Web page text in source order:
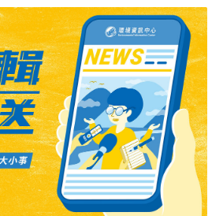
賽的豐富性並吸引多元客群，甚至
們從2023年開始就做了這件事情
沒有其他球隊有做。」樂天桃猿棒
睿肯定的表示。樂天桃猿棒球隊近
題日活動，將環保議題帶入球場。
研究團隊14日舉辦第三屆「溝
論壇，走入桃園棒球場，邀請桃園
猿棒球隊代表、氣候學者等產官學
經驗，並探討如何設計更好的永續
何開始的？桃園市政府